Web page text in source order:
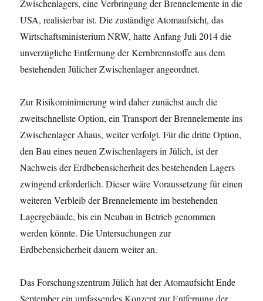
Zwischenlagers, eine Verbringung der Brennelemente in die
USA, realisierbar ist. Die zuständige Atomaufsicht, das
Wirtschaftsministerium NRW, hatte Anfang Juli 2014 die
unverzügliche Entfernung der Kernbrennstoffe aus dem
bestehenden Jülicher Zwischenlager angeordnet.
Zur Risikominimierung wird daher zunächst auch die
zweitschnellste Option, ein Transport der Brennelemente ins
Zwischenlager Ahaus, weiter verfolgt. Für die dritte Option,
den Bau eines neuen Zwischenlagers in Jülich, ist der
Nachweis der Erdbebensicherheit des bestehenden Lagers
zwingend erforderlich. Dieser wäre Voraussetzung für einen
weiteren Verbleib der Brennelemente im bestehenden
Lagergebäude, bis ein Neubau in Betrieb genommen
werden könnte. Die Untersuchungen zur
Erdbebensicherheit dauern weiter an.
Das Forschungszentrum Jülich hat der Atomaufsicht Ende